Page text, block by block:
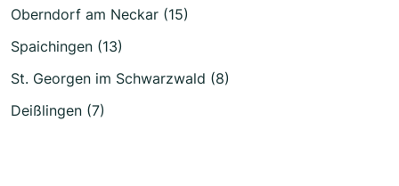
Oberndorf am Neckar (15)
Spaichingen (13)
St. Georgen im Schwarzwald (8)
Deißlingen (7)